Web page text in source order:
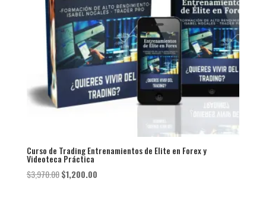
Curso de Trading Entrenamientos de Elite en Forex y
Videoteca Práctica
$3,970.00 El
$1,200.00El